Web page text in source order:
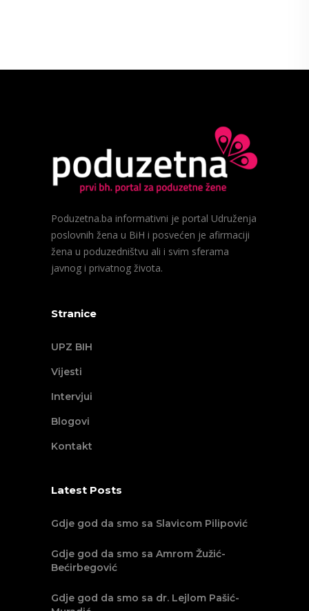
Poduzetna.ba informativni je portal Udruženja
poslovnih žena u BiH i posvećen je afirmaciji
žena u poduzedništvu ali i svim sferama
javnog i privatnog života.
Stranice
UPZ BIH
Vijesti
Intervjui
Blogovi
Kontakt
Latest Posts
Gdje god da smo sa Slavicom Pilipović
Gdje god da smo sa Amrom Žužić-
Bećirbegović
Gdje god da smo sa dr. Lejlom Pašić-